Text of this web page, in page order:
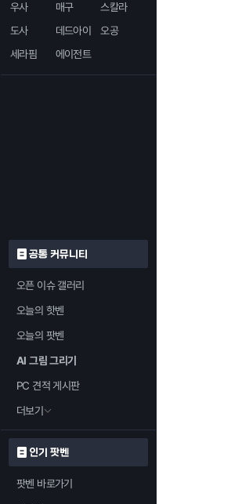
우사
매구
스칼라
도사
데드아이
오공
세라핌
에이전트
공통 커뮤니티
오픈 이슈 갤러리
오늘의 핫벤
오늘의 팟벤
AI 그림 그리기
PC 견적 게시판
더보기
인기 팟벤
팟벤 바로가기